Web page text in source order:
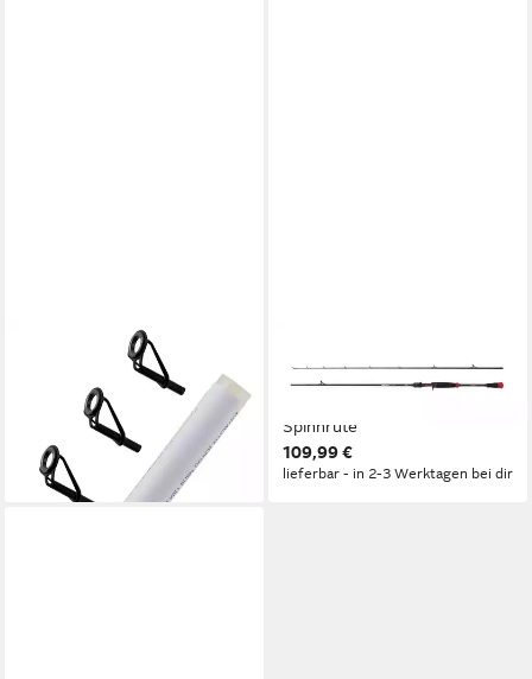
Spinnrute Berkley Rod Tip
Repair Kit - 3 Spitzenringe
lieferbar - in 2-3 Werktagen bei dir
Spinnrute Berkley Zilla Pike
Spinnrute
109,99 €
lieferbar - in 2-3 Werktagen bei dir